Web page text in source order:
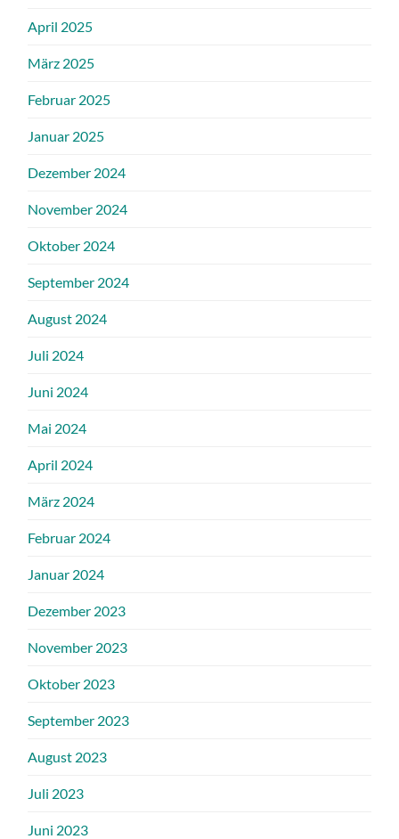
April 2025
März 2025
Februar 2025
Januar 2025
Dezember 2024
November 2024
Oktober 2024
September 2024
August 2024
Juli 2024
Juni 2024
Mai 2024
April 2024
März 2024
Februar 2024
Januar 2024
Dezember 2023
November 2023
Oktober 2023
September 2023
August 2023
Juli 2023
Juni 2023